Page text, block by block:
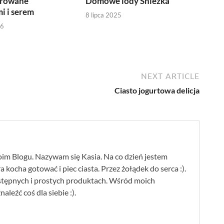
i serem
8 lipca 2025
NEXT ARTICLE
Ciasto jogurtowa delicja
Blogu. Nazywam się Kasia. Na co dzień jestem
kocha gotować i piec ciasta. Przez żołądek do serca :).
i prostych produktach. Wśród moich
coś dla siebie :).